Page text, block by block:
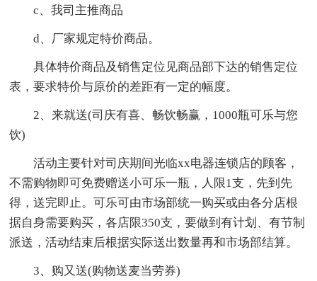
c、我司主推商品
d、厂家规定特价商品。
具体特价商品及销售定位见商品部下达的销售定位
表，要求特价与原价的差距有一定的幅度。
2、来就送(司庆有喜、畅饮畅赢，1000瓶可乐与您
饮)
活动主要针对司庆期间光临xx电器连锁店的顾客，
不需购物即可免费赠送小可乐一瓶，人限1支，先到先
得，送完即止。可乐可由市场部统一购买或由各分店根
据自身需要购买，各店限350支，要做到有计划、有节制
派送，活动结束后根据实际送出数量再和市场部结算。
3、购又送(购物送麦当劳券)